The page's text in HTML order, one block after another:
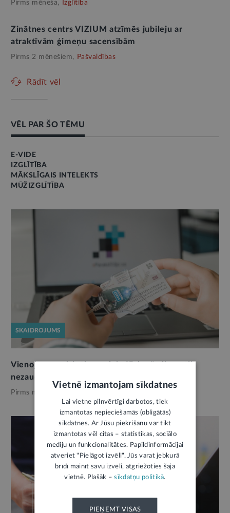
Pirms mēneša, Izglītība
Zinātnes centrs VIZIUM atzīmēs jubileju ar
atraktīvām ģimeņu sacensībām
Pirms 2 mēnešiem, Pašvaldības
Rādīt vēl
VĒL PAR ŠO TĒMU
E-VIDE
IZGLĪTĪBA
MĀKSLĪGAIS INTELEKTS
MŪŽIZGLĪTĪBA
SKAIDROJUMS
Vienojas par risinājumu, lai eID karšu lietotāji
nezaudētu kvalificēto e-parakstu
Pirms mēneša,
Vietnē izmantojam sīkdatnes
Lai vietne pilnvērtīgi darbotos, tiek
izmantotas nepieciešamās (obligātās)
sīkdatnes. Ar Jūsu piekrišanu var tikt
izmantotas vēl citas – statistikas, sociālo
mediju un funkcionalitātes. Papildinformācijai
atveriet "Pielāgot izvēli". Jūs varat jebkurā
brīdī mainīt savu izvēli, atgriežoties šajā
vietnē. Plašāk –sīkdatņu politikā.
PIEŅEMT VISAS